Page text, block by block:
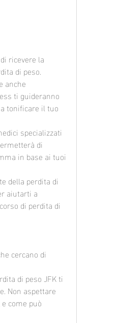
di peso.
anche
ti guideranno
tonificare il tuo
specializzati
di
in base ai tuoi
della perdita di
aiutarti a
di perdita di
cercano di
di peso JFK ti
Non aspettare
come può